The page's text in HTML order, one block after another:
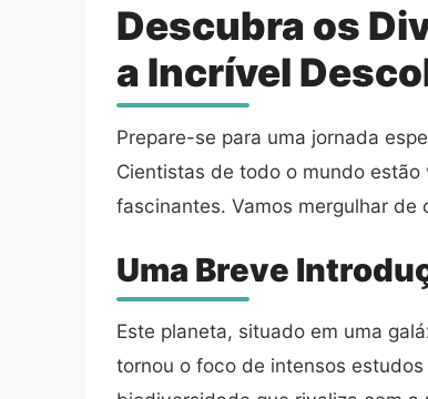
Descubra os
a Incrível
Prepare-se para uma jornada
Cientistas de todo o mundo
fascinantes. Vamos mergulhar
Uma Breve
Este planeta, situado em uma
tornou o foco de intensos